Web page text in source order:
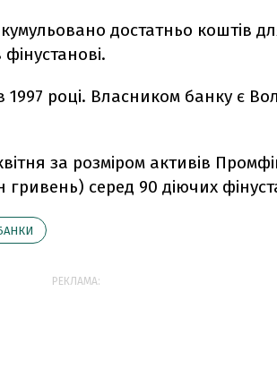
достатньо коштів
році. Власником банку є
за розміром активів
гривень) серед 90 діючих
РЕКЛАМА: